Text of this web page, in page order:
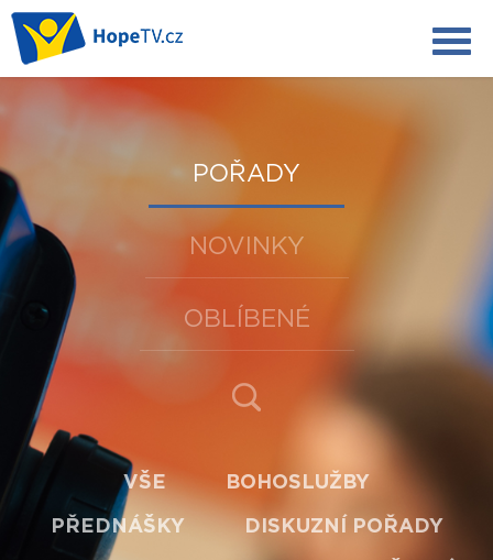
POŘADY
NOVINKY
OBLÍBENÉ
VŠE BOHOSLUŽBY
PŘEDNÁŠKY DISKUZNÍ POŘADY